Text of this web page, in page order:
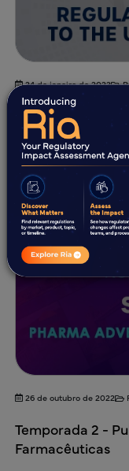
24 de janeiro de 2023
3.ª Temporada
Entrada no
26 de outubro de 2022
Temporada 2 -
Farmacêuticas